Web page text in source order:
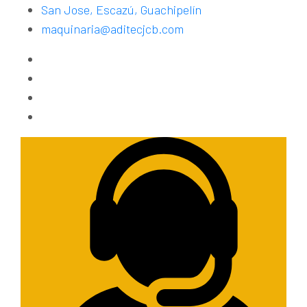
San Jose, Escazú, Guachipelín
maquinaria@aditecjcb.com